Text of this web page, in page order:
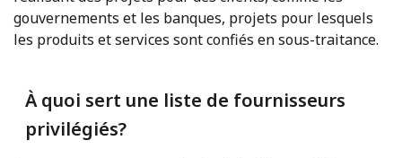
gouvernements et les banques, projets pour lesquels
les produits et services sont confiés en sous-traitance.
À quoi sert une liste de fournisseurs
privilégiés?